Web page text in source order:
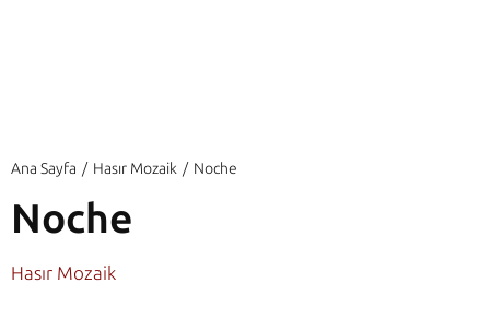
Ana Sayfa Hasır Mozaik Noche
Noche
Hasır Mozaik